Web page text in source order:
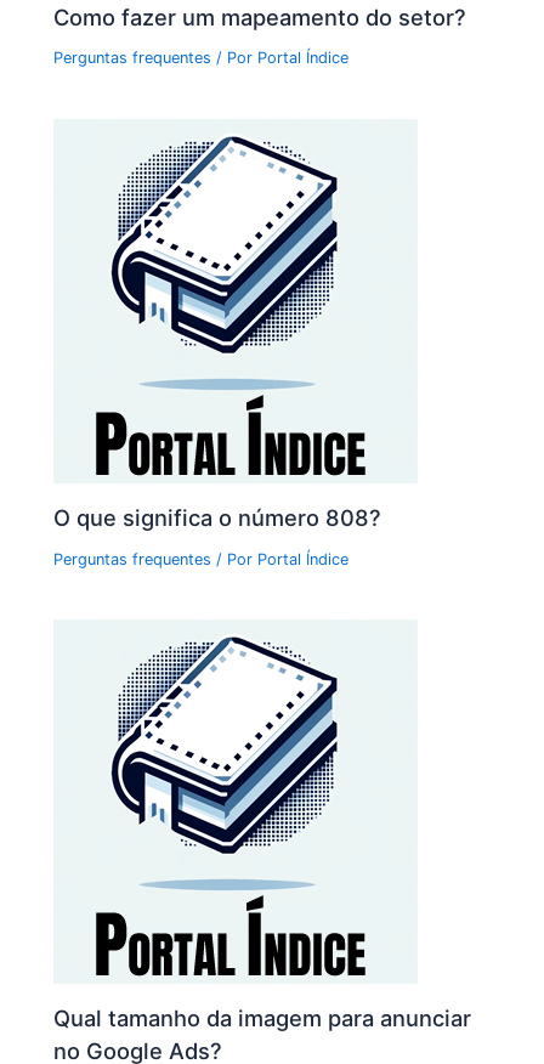
Como fazer um mapeamento do setor?
Perguntas frequentes / Por Portal Índice
O que significa o número 808?
Perguntas frequentes / Por Portal Índice
Qual tamanho da imagem para anunciar
no Google Ads?